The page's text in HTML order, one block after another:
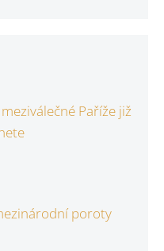
Paříže již
poroty